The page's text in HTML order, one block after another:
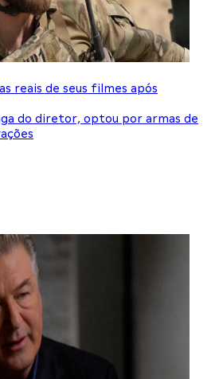
reais de seus filmes após
do diretor, optou por armas de